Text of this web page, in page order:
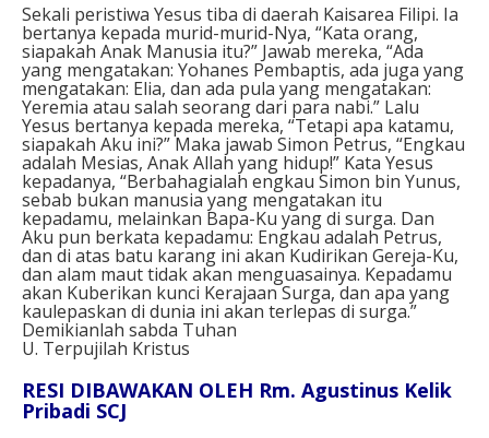
Sekali peristiwa Yesus tiba di daerah Kaisarea Filipi. Ia
bertanya kepada murid-murid-Nya, “Kata orang,
siapakah Anak Manusia itu?” Jawab mereka, “Ada
yang mengatakan: Yohanes Pembaptis, ada juga yang
mengatakan: Elia, dan ada pula yang mengatakan:
Yeremia atau salah seorang dari para nabi.” Lalu
Yesus bertanya kepada mereka, “Tetapi apa katamu,
siapakah Aku ini?” Maka jawab Simon Petrus, “Engkau
adalah Mesias, Anak Allah yang hidup!” Kata Yesus
kepadanya, “Berbahagialah engkau Simon bin Yunus,
sebab bukan manusia yang mengatakan itu
kepadamu, melainkan Bapa-Ku yang di surga. Dan
Aku pun berkata kepadamu: Engkau adalah Petrus,
dan di atas batu karang ini akan Kudirikan Gereja-Ku,
dan alam maut tidak akan menguasainya. Kepadamu
akan Kuberikan kunci Kerajaan Surga, dan apa yang
kaulepaskan di dunia ini akan terlepas di surga.”
Demikianlah sabda Tuhan
U. Terpujilah Kristus
RESI DIBAWAKAN OLEH Rm. Agustinus Kelik
Pribadi SCJ